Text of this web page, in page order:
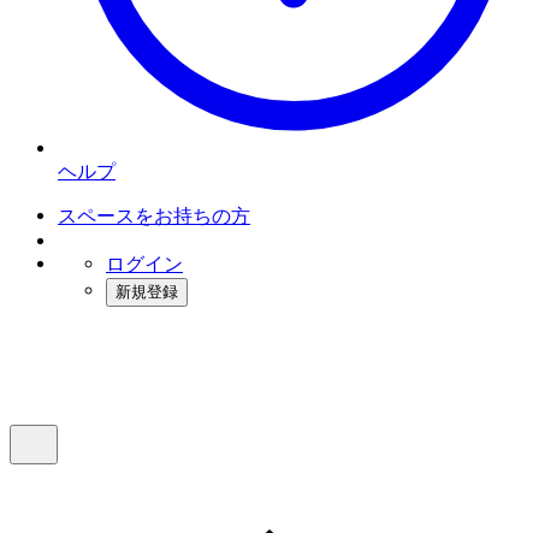
ヘルプ
スペースをお持ちの方
ログイン
新規登録